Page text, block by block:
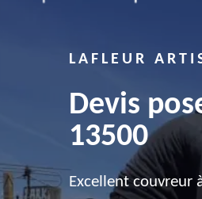
LAFLEUR
Devis
13500
Excellent couvreur